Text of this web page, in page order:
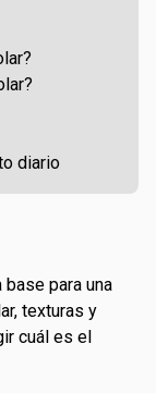
diario
para una
texturas y
cuál es el